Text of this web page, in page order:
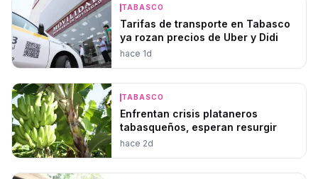
TABASCO
Tarifas de transporte en Tabasco
ya rozan precios de Uber y Didi
hace 1d
TABASCO
Enfrentan crisis plataneros
tabasqueños, esperan resurgir
hace 2d